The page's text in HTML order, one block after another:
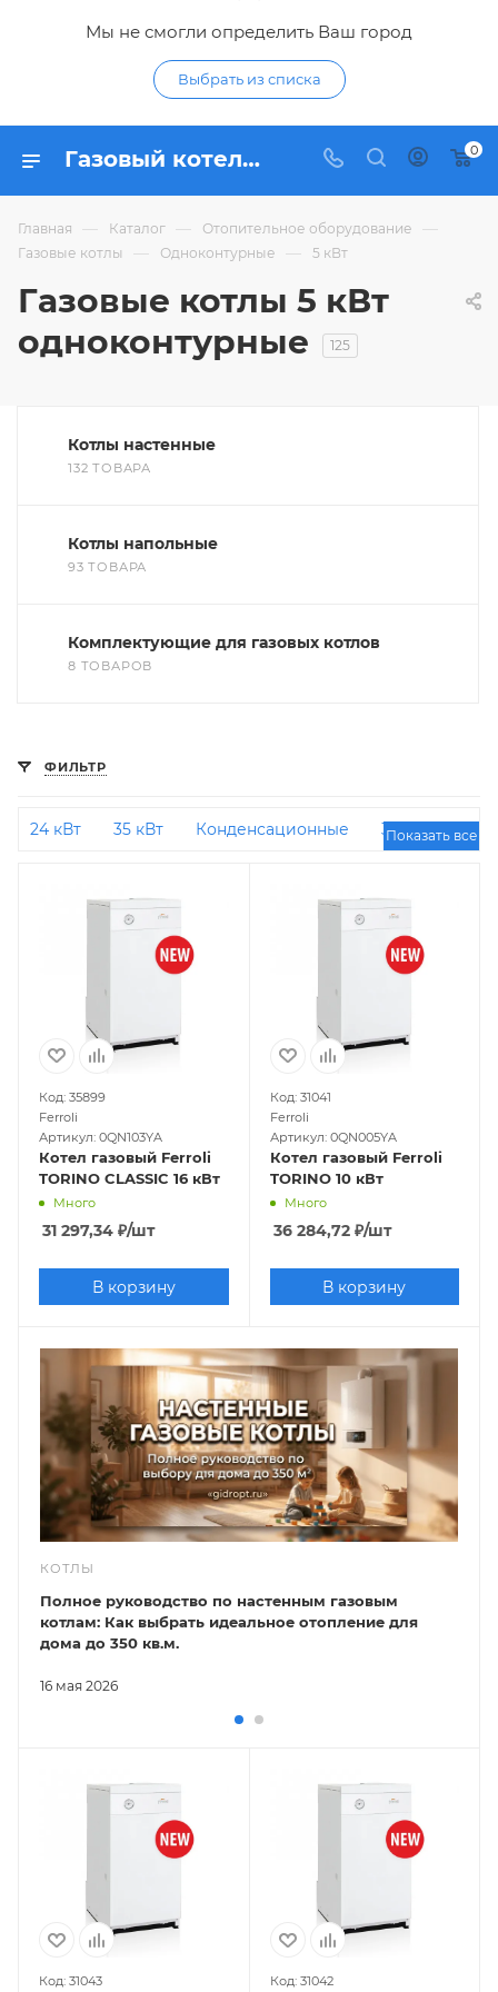
Мы не смогли определить Ваш город
Выбрать из списка
Газовый котел 5 квт одноконтурный - купить одноконтурные газовые котлы 5 кВт по низким ценам в интернет-магазине Гидропромтехника в Курске 0
Главная — Каталог — Отопительное оборудование —
Газовые котлы — Одноконтурные — 5 кВт
Газовые котлы 5 кВт
одноконтурные
125
Котлы настенные
132 ТОВАРА
Котлы напольные
93 ТОВАРА
Комплектующие для газовых котлов
8 ТОВАРОВ
ФИЛЬТР
24 кВт 35 кВт Конденсационные
30 кВт
косвенного нагрева
Турбированные
10
28 кВт
кВт
С открытой камерой сгорания 6 кВт
Показать все
Код: 35899
Ferroli
Артикул: 0QN103YA
Котел газовый Ferroli
TORINO CLASSIC 16 кВт
Много
31 297,34 ₽/шт
В корзину
Код: 31041
Ferroli
Артикул: 0QN005YA
Котел газовый Ferroli
TORINO 10 кВт
Много
36 284,72₽/шт
В корзину
КОТЛЫ
16 мая 2026
Полное руководство по настенным газовым
котлам: Как выбрать идеальное отопление для
дома до 350 кв.м.
Код: 31043
Код: 31042